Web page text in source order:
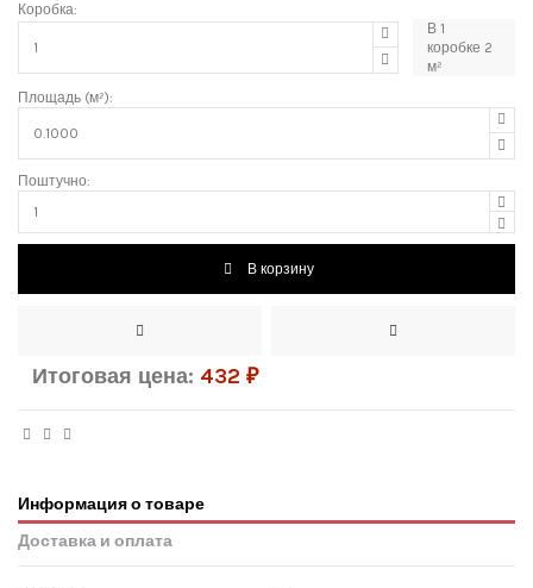
Коробка:
В 1
коробке 2
м²
Площадь (м²):
Поштучно:
В корзину
Итоговая цена: 432 ₽
Информация о товаре
Доставка и оплата